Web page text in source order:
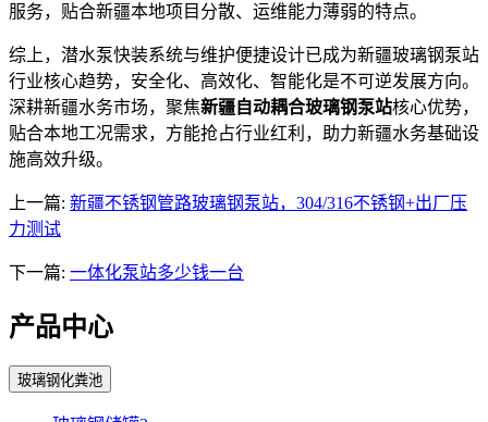
服务，贴合新疆本地项目分散、运维能力薄弱的特点。
综上，潜水泵快装系统与维护便捷设计已成为新疆玻璃钢泵站
行业核心趋势，安全化、高效化、智能化是不可逆发展方向。
深耕新疆水务市场，聚焦新疆自动耦合玻璃钢泵站核心优势，
贴合本地工况需求，方能抢占行业红利，助力新疆水务基础设
施高效升级。
上一篇: 新疆不锈钢管路玻璃钢泵站，304/316不锈钢+出厂压
力测试
下一篇: 一体化泵站多少钱一台
产品中心
玻璃钢化粪池